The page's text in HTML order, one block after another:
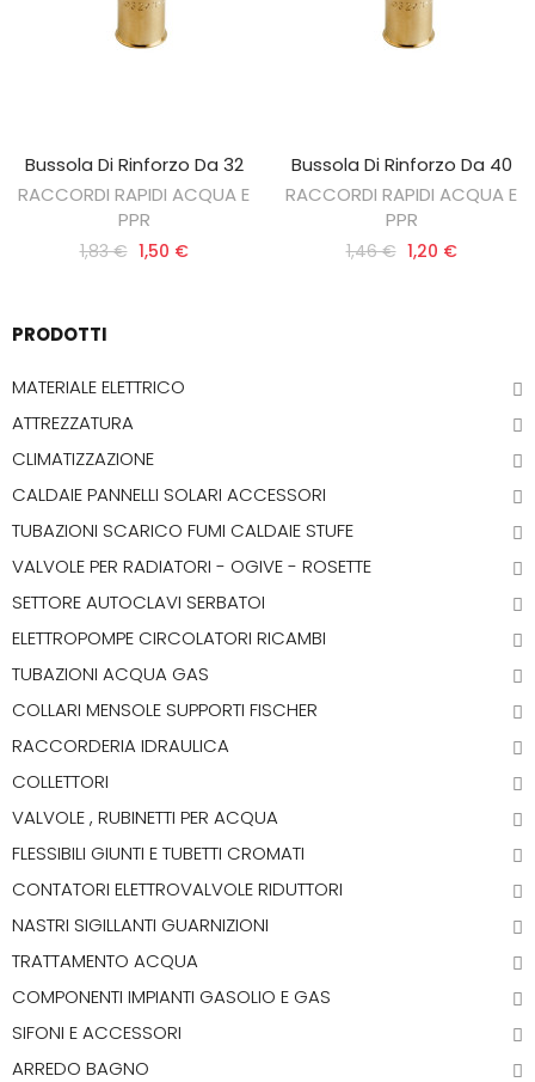
AGGIUNGI AL CARRELLO
Bussola Di Rinforzo Da 32
RACCORDI RAPIDI ACQUA E
PPR
1,83 € 1,50 €
AGGIUNGI AL CARRELLO
Bussola Di Rinforzo Da 40
RACCORDI RAPIDI ACQUA E
PPR
1,46 € 1,20 €
PRODOTTI
MATERIALE ELETTRICO
ATTREZZATURA
CLIMATIZZAZIONE
CALDAIE PANNELLI SOLARI ACCESSORI
TUBAZIONI SCARICO FUMI CALDAIE STUFE
VALVOLE PER RADIATORI - OGIVE - ROSETTE
SETTORE AUTOCLAVI SERBATOI
ELETTROPOMPE CIRCOLATORI RICAMBI
TUBAZIONI ACQUA GAS
COLLARI MENSOLE SUPPORTI FISCHER
RACCORDERIA IDRAULICA
COLLETTORI
VALVOLE , RUBINETTI PER ACQUA
FLESSIBILI GIUNTI E TUBETTI CROMATI
CONTATORI ELETTROVALVOLE RIDUTTORI
NASTRI SIGILLANTI GUARNIZIONI
TRATTAMENTO ACQUA
COMPONENTI IMPIANTI GASOLIO E GAS
SIFONI E ACCESSORI
ARREDO BAGNO